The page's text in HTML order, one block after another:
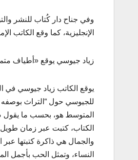
الإنجليزية، كما وقع
زياد جيوسي يوقع «أطياف
يوقع الكاتب زياد جيوسي في
المتوسط هو، بحسب ما يقول
الكتاب، كتبت عبر زمان
والجمال هي ذاكرة كتبتها
النساء، وتمثل الحب بأجمل